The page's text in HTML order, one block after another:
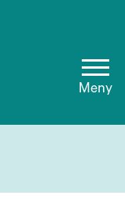
Meny